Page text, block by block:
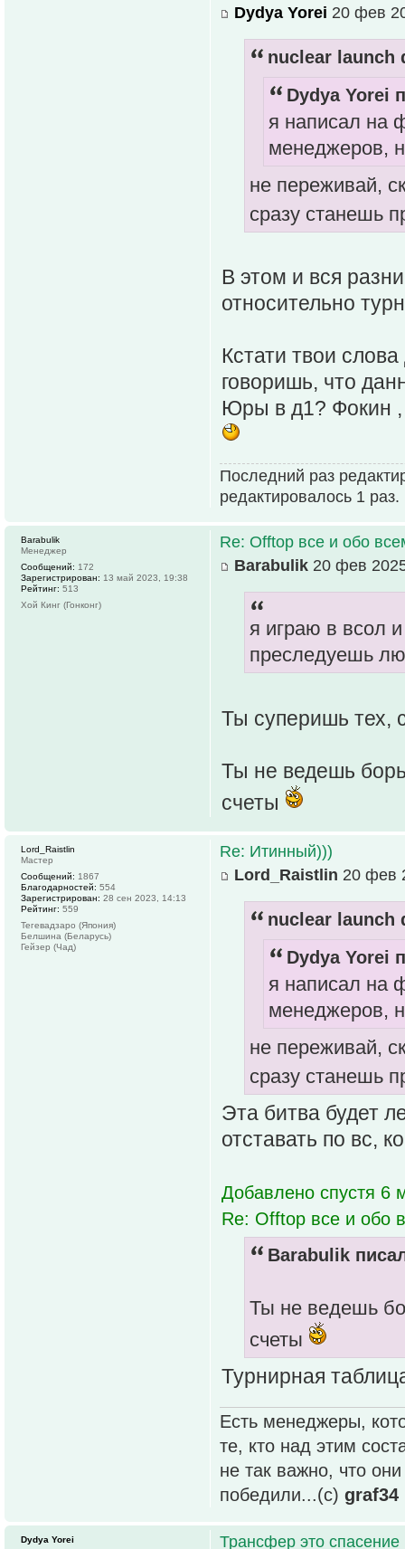
Dydya Yorei 20 фев
nuclear launch
Dydya Yorei
я написал на
менеджеров,
не переживай,
сразу станешь
В этом и вся
относительно
Кстати твои
говоришь, что
Юры в д1? Фокин ,
Последний раз
редактировалось 1 раз.
Re: Offtop все и обо
Barabulik 20 фев
я играю в всол
преследуешь
Ты суперишь тех,
Ты не ведешь
счеты
Barabulik
Менеджер
Сообщений: 172
Зарегистрирован: 13 май 2023, 19:38
Рейтинг: 513
Хой Кинг (Гонконг)
Re: Итинный)))
Lord_Raistlin 20 фев
nuclear launch
Dydya Yorei
я написал на
менеджеров,
не переживай,
сразу станешь
Эта битва будет
отставать по вс,
Добавлено спустя 6
Re: Offtop все и обо
Barabulik
Ты не ведешь
счеты
Турнирная
Есть менеджеры,
те, кто над этим
не так важно, что
победили...(с) graf34
Lord_Raistlin
Мастер
Сообщений: 1867
Благодарностей: 554
Зарегистрирован: 28 сен 2023, 14:13
Рейтинг: 559
Тегевадзаро (Япония)
Белшина (Беларусь)
Гейзер (Чад)
Трансфер это
Dydya Yorei